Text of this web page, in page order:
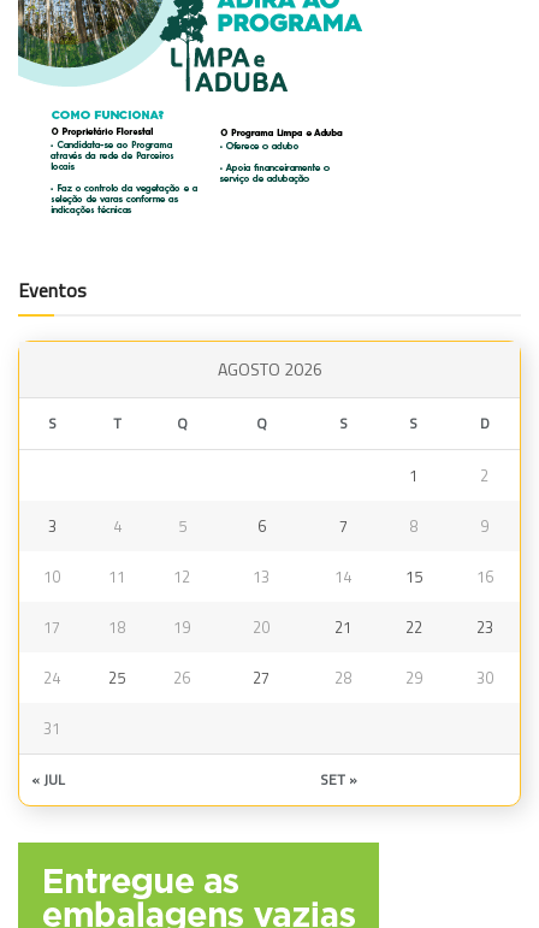
Eventos
AGOSTO 2026
S T Q Q S S D
1 2
3 4 5 6 7 8 9
10 11 12 13 14 15 16
17 18 19 20 21 22 23
24 25 26 27 28 29 30
31
« JUL SET »